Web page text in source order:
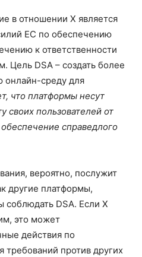
в отношении X является
ЕС по обеспечению
к ответственности
Цель DSA – создать более
онлайн-среду для
что платформы несут
своих пользователей от
справедлого
вероятно, послужит
другие платформы,
DSA. Если X
это может
действия по
против других